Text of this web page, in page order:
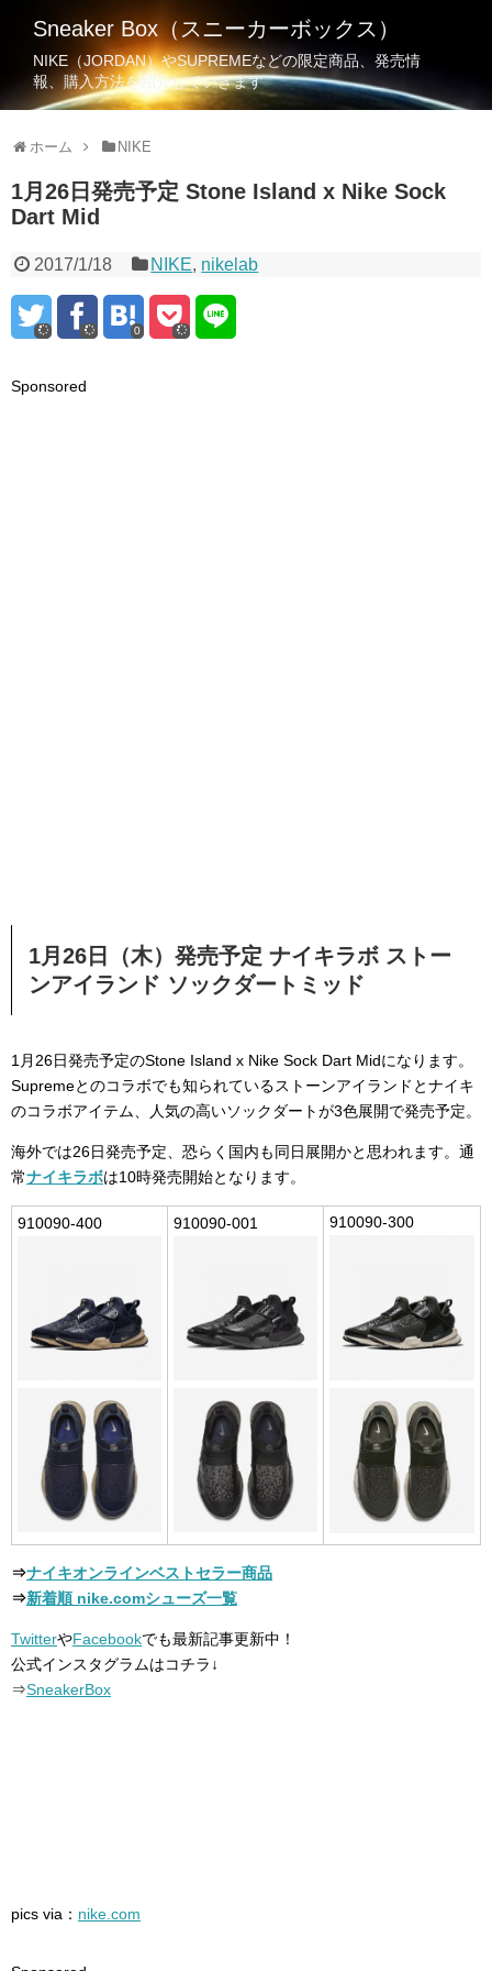
Sneaker Box（スニーカーボックス）
NIKE（JORDAN）やSUPREMEなどの限定商品、発売情
報、購入方法を紹介していきます
ホーム NIKE
1月26日発売予定 Stone Island x Nike Sock
Dart Mid
2017/1/18 NIKE, nikelab
0
Sponsored
1月26日（木）発売予定 ナイキラボ ストー
ンアイランド ソックダートミッド
1月26日発売予定のStone Island x Nike Sock Dart Midになります。
Supremeとのコラボでも知られているストーンアイランドとナイキ
のコラボアイテム、人気の高いソックダートが3色展開で発売予定。
海外では26日発売予定、恐らく国内も同日展開かと思われます。通
常ナイキラボは10時発売開始となります。
910090-400 910090-001 910090-300
⇒ナイキオンラインベストセラー商品
⇒新着順 nike.comシューズ一覧
TwitterやFacebookでも最新記事更新中！
公式インスタグラムはコチラ↓
⇒SneakerBox
pics via： nike.com